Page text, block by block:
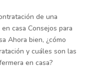
de una
casa Consejos para
Ahora bien, ¿cómo
y cuáles son las
en casa?